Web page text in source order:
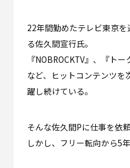
22年間勤めたテレビ東京
る佐久間宣行氏。
『NOBROCKTV』、『ト
など、ヒットコンテンツ
躍し続けている。
そんな佐久間Pに仕事を依
しかし、フリー転向から5